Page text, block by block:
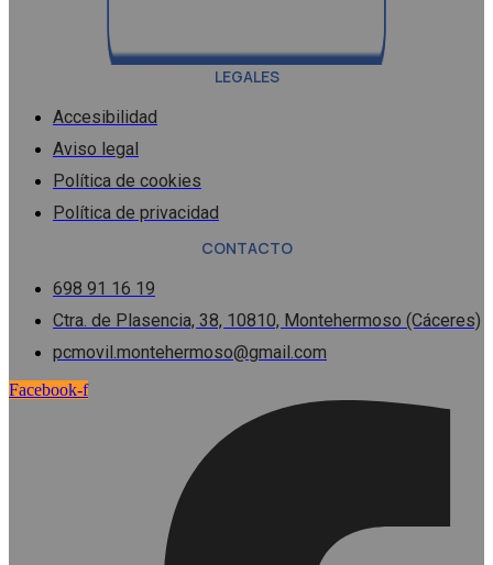
LEGALES
Accesibilidad
Aviso legal
Política de cookies
Política de privacidad
CONTACTO
698 91 16 19
Ctra. de Plasencia, 38, 10810, Montehermoso (Cáceres)
pcmovil.montehermoso@gmail.com
Facebook-f